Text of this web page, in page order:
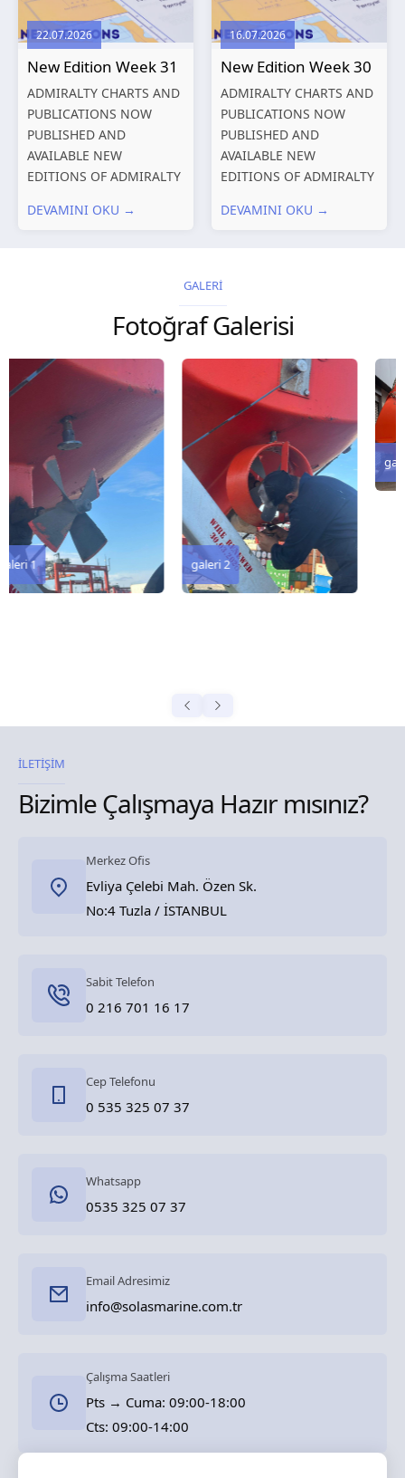
and other remarks
319
International chart
1602 China – Chang...
22.07.2026
New Edition Week 31
ADMIRALTY CHARTS AND
PUBLICATIONS NOW
PUBLISHED AND
AVAILABLE NEW
EDITIONS OF ADMIRALTY
PUBLICATIONS New
remarks 127 Korea
DEVAMINI OKU →
16.07.2026
New Edition Week 30
ADMIRALTY CHARTS AND
PUBLICATIONS NOW
PUBLISHED AND
AVAILABLE NEW
EDITIONS OF ADMIRALTY
PUBLICATIONS New
2026 Chart
Title, limits and other
remarks 67 Gulf of...
DEVAMINI OKU →
GALERİ
Fotoğraf Galerisi
galeri 2
galeri 3
İLETİŞİM
Bizimle Çalışmaya Hazır mısınız?
Merkez Ofis
Evliya Çelebi Mah. Özen Sk.
No:4 Tuzla / İSTANBUL
Sabit Telefon
0 216 701 16 17
Cep Telefonu
0 535 325 07 37
Whatsapp
0535 325 07 37
Email Adresimiz
info@solasmarine.com.tr
Çalışma Saatleri
Pts → Cuma: 09:00-18:00
Cts: 09:00-14:00